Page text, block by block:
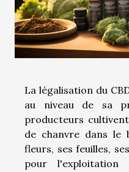
La légalisation du
au niveau de sa
producteurs
de chanvre dans le
fleurs, ses feuilles,
pour